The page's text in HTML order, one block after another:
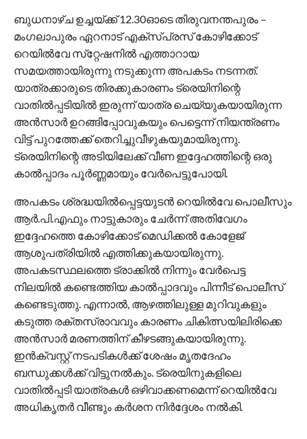
ബുധനാഴ്ച ഉച്ചയ്ക്ക് 12.30ഓടെ തിരുവനന്തപുരം –
മംഗലാപുരം ഏറനാട് എക്‌സ്പ്രസ് കോഴിക്കോട്
റെയിൽവേ സ്‌റ്റേഷനിൽ എത്താറായ
സമയത്തായിരുന്നു നടുക്കുന്ന അപകടം നടന്നത്.
യാത്രക്കാരുടെ തിരക്കുകാരണം ട്രെയിനിന്റെ
വാതിൽപ്പടിയിൽ ഇരുന്ന് യാത്ര ചെയ്യുകയായിരുന്ന
അൻസാർ ഉറങ്ങിപ്പോവുകയും പെട്ടെന്ന് നിയന്ത്രണം
വിട്ട് പുറത്തേക്ക് തെറിച്ചുവീഴുകയുമായിരുന്നു.
ട്രെയിനിന്റെ അടിയിലേക്ക് വീണ ഇദ്ദേഹത്തിന്റെ ഒരു
കാൽപ്പാദം പൂർണ്ണമായും വേർപെട്ടുപോയി.
അപകടം ശ്രദ്ധയിൽപ്പെട്ടയുടൻ റെയിൽവേ പൊലീസും
ആർ.പി.എഫും നാട്ടുകാരും ചേർന്ന് അതിവേഗം
ഇദ്ദേഹത്തെ കോഴിക്കോട് മെഡിക്കൽ കോളേജ്
ആശുപത്രിയിൽ എത്തിക്കുകയായിരുന്നു.
അപകടസ്ഥലത്തെ ട്രാക്കിൽ നിന്നും വേർപെട്ട
നിലയിൽ കണ്ടെത്തിയ കാൽപ്പാദവും പിന്നീട് പൊലീസ്
കണ്ടെടുത്തു. എന്നാൽ, ആഴത്തിലുള്ള മുറിവുകളും
കടുത്ത രക്തസ്രാവവും കാരണം ചികിത്സയിലിരിക്കെ
അൻസാർ മരണത്തിന് കീഴടങ്ങുകയായിരുന്നു.
ഇൻക്വസ്റ്റ് നടപടികൾക്ക് ശേഷം മൃതദേഹം
ബന്ധുക്കൾക്ക് വിട്ടുനൽകും. ട്രെയിനുകളിലെ
വാതിൽപ്പടി യാത്രകൾ ഒഴിവാക്കണമെന്ന് റെയിൽവേ
അധികൃതർ വീണ്ടും കർശന നിർദ്ദേശം നൽകി.